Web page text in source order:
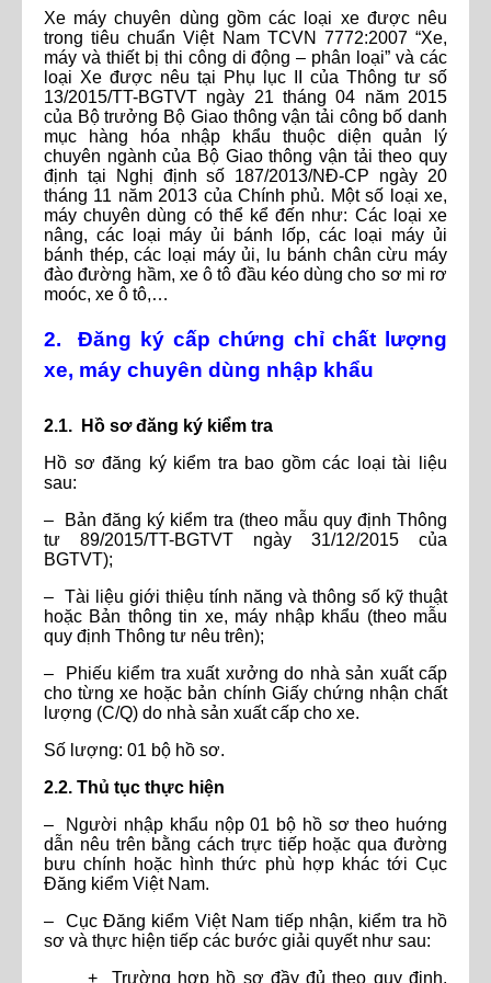
Xe máy chuyên dùng gồm các loại xe được nêu
trong tiêu chuẩn Việt Nam TCVN 7772:2007 “Xe,
máy và thiết bị thi công di động – phân loại” và các
loại Xe được nêu tại Phụ lục II của Thông tư số
13/2015/TT-BGTVT ngày 21 tháng 04 năm 2015
của Bộ trưởng Bộ Giao thông vận tải công bố danh
mục hàng hóa nhập khẩu thuộc diện quản lý
chuyên ngành của Bộ Giao thông vận tải theo quy
định tại Nghị định số 187/2013/NĐ-CP ngày 20
tháng 11 năm 2013 của Chính phủ. Một số loại xe,
máy chuyên dùng có thể kể đến như: Các loại xe
nâng, các loại máy ủi bánh lốp, các loại máy ủi
bánh thép, các loại máy ủi, lu bánh chân cừu máy
đào đường hầm, xe ô tô đầu kéo dùng cho sơ mi rơ
moóc, xe ô tô,…
2. Đăng ký cấp chứng chỉ chất lượng
xe, máy chuyên dùng nhập khẩu
2.1. Hồ sơ đăng ký kiểm tra
Hồ sơ đăng ký kiểm tra bao gồm các loại tài liệu
sau:
– Bản đăng ký kiểm tra (theo mẫu quy định Thông
tư 89/2015/TT-BGTVT ngày 31/12/2015 của
BGTVT);
– Tài liệu giới thiệu tính năng và thông số kỹ thuật
hoặc Bản thông tin xe, máy nhập khẩu (theo mẫu
quy định Thông tư nêu trên);
– Phiếu kiểm tra xuất xưởng do nhà sản xuất cấp
cho từng xe hoặc bản chính Giấy chứng nhận chất
lượng (C/Q) do nhà sản xuất cấp cho xe.
Số lượng: 01 bộ hồ sơ.
2.2. Thủ tục thực hiện
– Người nhập khẩu nộp 01 bộ hồ sơ theo huớng
dẫn nêu trên bằng cách trực tiếp hoặc qua đường
bưu chính hoặc hình thức phù hợp khác tới Cục
Đăng kiểm Việt Nam.
– Cục Đăng kiểm Việt Nam tiếp nhận, kiểm tra hồ
sơ và thực hiện tiếp các bước giải quyết như sau:
+ Trường hợp hồ sơ đầy đủ theo quy định,